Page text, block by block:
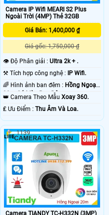
Camera IP Wifi MEARI S2 Plus
Ngoài Trời (4MP) Thẻ 32GB
Giá Bán: 1,400,000 ₫
Giá gốc: 1,750,000 ₫
👁 Độ Phân giải :Ultra 2k + .
⚒ Tích hợp công nghệ : IP Wifi.
🌈 Hình ảnh ban đêm : Hồng Ngoại
30m Có Màu Ban Ðêm.
👑 Camera Theo MẫuXoay 360.
️₤ Ưu Điểm :Thu Âm Và Loa.
Camera TIANDY TC-H332N (3MP)
1139